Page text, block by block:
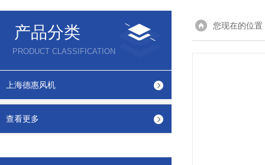
产品分类
PRODUCT CLASSIFICATION
上海德惠风机
查看更多
您现在的位置